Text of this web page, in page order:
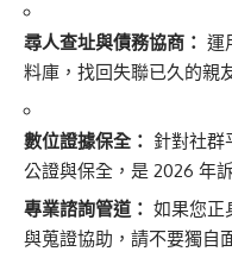
尋人查址與債務協商： 運
料庫，找回失聯已久的親
數位證據保全： 針對社群
公證與保全，是 2026 年
專業諮詢管道： 如果您正
與蒐證協助，請不要獨自